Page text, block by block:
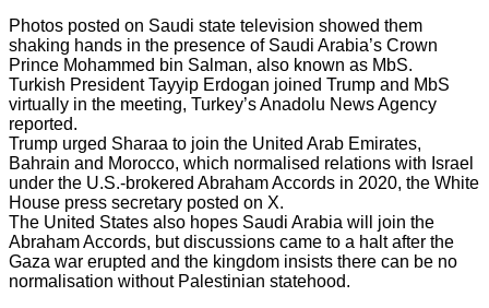
Photos posted on Saudi state television showed them
shaking hands in the presence of Saudi Arabia’s Crown
Prince Mohammed bin Salman, also known as MbS.
Turkish President Tayyip Erdogan joined Trump and MbS
virtually in the meeting, Turkey’s Anadolu News Agency
reported.
Trump urged Sharaa to join the United Arab Emirates,
Bahrain and Morocco, which normalised relations with Israel
under the U.S.-brokered Abraham Accords in 2020, the White
House press secretary posted on X.
The United States also hopes Saudi Arabia will join the
Abraham Accords, but discussions came to a halt after the
Gaza war erupted and the kingdom insists there can be no
normalisation without Palestinian statehood.